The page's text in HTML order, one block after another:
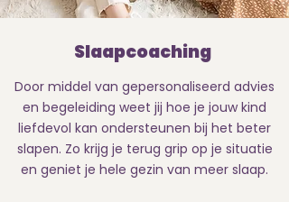
Slaapcoaching
Door middel van gepersonaliseerd advies
en begeleiding weet jij hoe je jouw kind
liefdevol kan ondersteunen bij het beter
slapen. Zo krijg je terug grip op je situatie
en geniet je hele gezin van meer slaap.